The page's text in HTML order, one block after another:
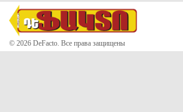
© 2026 DeFacto. Все права защищены